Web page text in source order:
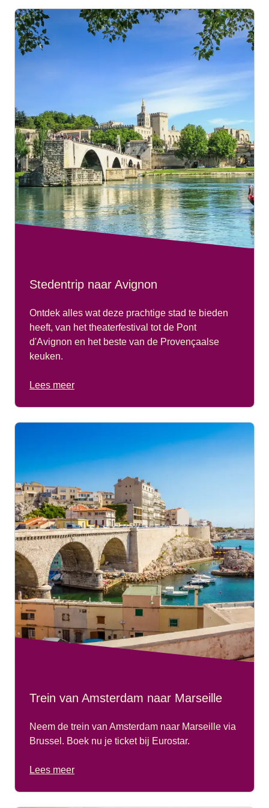
horen.
Ga naar onze pagina
Toegankelijkheid voor aansluitende
reizen
om gratis assistentie te boeken voor je reis met
Stedentrip naar Avignon
Ontdek alles wat deze prachtige stad te bieden
heeft, van het theaterfestival tot de Pont
d'Avignon en het beste van de Provençaalse
keuken.
Lees meer
Trein van Amsterdam naar Marseille
Neem de trein van Amsterdam naar Marseille via
Brussel. Boek nu je ticket bij Eurostar.
Lees meer